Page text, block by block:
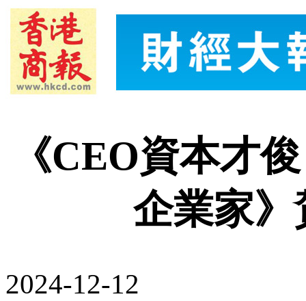
《CEO資本才
企業家》
2024-12-12